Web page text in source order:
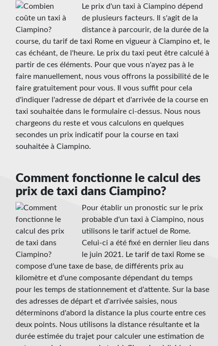
Le prix d'un taxi à Ciampino dépend
de plusieurs facteurs. Il s'agit de la
distance à parcourir, de la durée de la
course, du tarif de taxi Rome en vigueur à Ciampino et, le
cas échéant, de l'heure. Le prix du taxi peut être calculé à
partir de ces éléments. Pour que vous n'ayez pas à le
faire manuellement, nous vous offrons la possibilité de le
faire gratuitement pour vous. Il vous suffit pour cela
d'indiquer l'adresse de départ et d'arrivée de la course en
taxi souhaitée dans le formulaire ci-dessus. Nous nous
chargeons du reste et vous calculons en quelques
secondes un prix indicatif pour la course en taxi
souhaitée à Ciampino.
Comment fonctionne le calcul des
prix de taxi dans Ciampino?
Pour établir un pronostic sur le prix
probable d'un taxi à Ciampino, nous
utilisons le tarif actuel de Rome.
Celui-ci a été fixé en dernier lieu dans
le juin 2021. Le tarif de taxi Rome se
compose d'une taxe de base, de différents prix au
kilomètre et d'une composante dépendant du temps
pour les temps de stationnement et d'attente. Sur la base
des adresses de départ et d'arrivée saisies, nous
déterminons d'abord la distance la plus courte entre ces
deux points. Nous utilisons la distance résultante et la
durée estimée du trajet pour calculer une estimation de